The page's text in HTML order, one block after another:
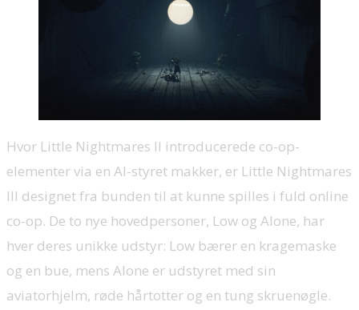
Hvor Little Nightmares II introducerede co-op-
elementer via en AI-styret makker, er Little Nightmares
III designet fra bunden til at kunne spilles i fuld online
co-op. De to nye hovedpersoner, Low og Alone, har
hver deres unikke udstyr: Low bærer en kragemaske
og en bue, mens Alone er udstyret med sin
aviatorhjelm, røde hårtotter og en tung skruenøgle.